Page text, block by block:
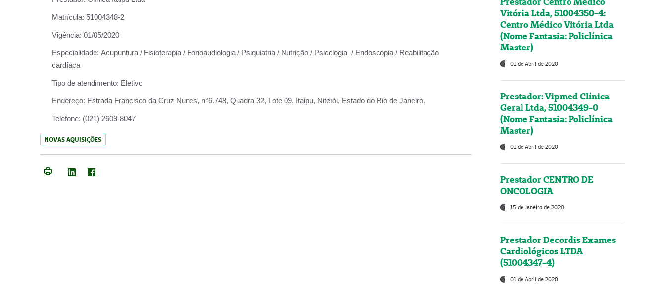
Matrícula: 51004348-2
Vigência: 01/05/2020
Especialidade: Acupuntura / Fisioterapia / Fonoaudiologia / Psiquiatria / Nutrição / Psicologia / Endoscopia / Reabilitação
cardíaca
Tipo de atendimento: Eletivo
Endereço: Estrada Francisco da Cruz Nunes, n°6.748, Quadra 32, Lote 09, Itaipu, Niterói, Estado do Rio de Janeiro.
Telefone: (021) 2609-8047
NOVAS AQUISIÇÕES
Vitória Ltda, 51004350-4:
Centro Médico Vitória Ltda
(Nome Fantasia: Policlínica
Master)
01 de Abril de 2020
Prestador: Vipmed Clínica
Geral Ltda, 51004349-0
(Nome Fantasia: Policlínica
Master)
01 de Abril de 2020
Prestador CENTRO DE
ONCOLOGIA
15 de Janeiro de 2020
Prestador Decordis Exames
Cardiológicos LTDA
(51004347-4)
01 de Abril de 2020